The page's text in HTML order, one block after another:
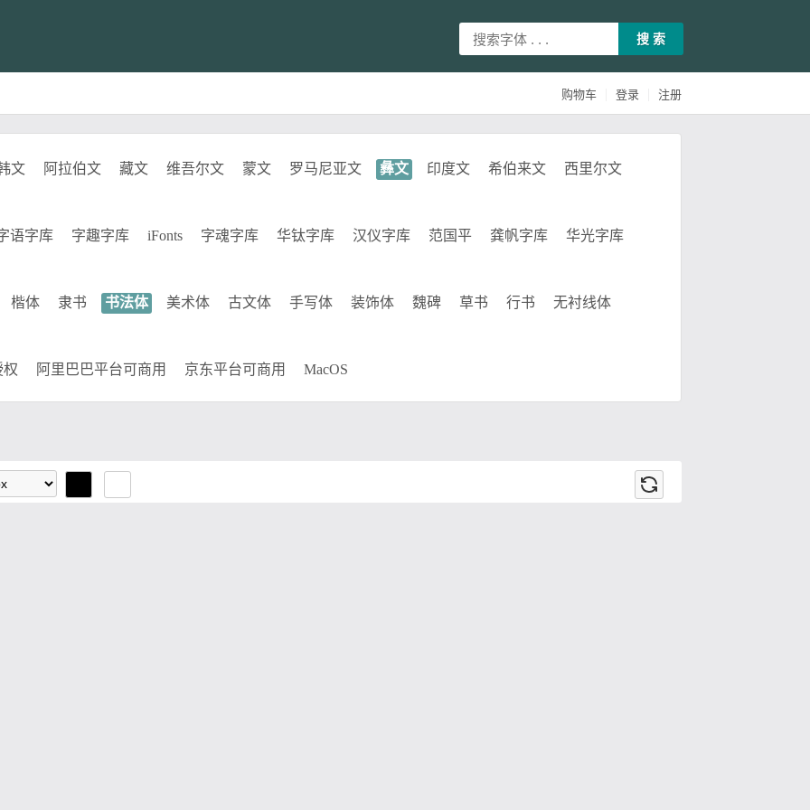
搜 索
购物车 登录 注册
文 阿拉伯文 藏文 维吾尔文 蒙文 罗马尼亚文 彝文 印度文 希伯来文 西里尔文
语字库 字趣字库 iFonts 字魂字库 华钛字库 汉仪字库 范国平 龚帆字库 华光字库
楷体 隶书 书法体 美术体 古文体 手写体 装饰体 魏碑 草书 行书 无衬线体
权 阿里巴巴平台可商用 京东平台可商用 MacOS